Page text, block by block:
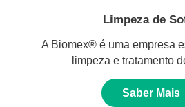
Limpeza de
A Biomex® é uma empresa
limpeza e tratamento
Saber Mais